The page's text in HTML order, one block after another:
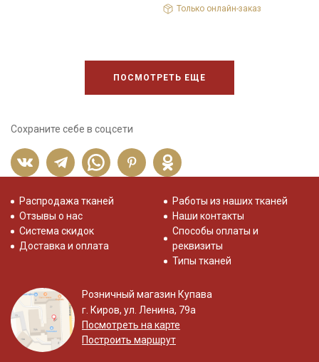
Только онлайн-заказ
ПОСМОТРЕТЬ ЕЩЕ
Сохраните себе в соцсети
Распродажа тканей
Отзывы о нас
Система скидок
Доставка и оплата
Работы из наших тканей
Наши контакты
Способы оплаты и
реквизиты
Типы тканей
Розничный магазин Купава
г. Киров, ул. Ленина, 79а
Посмотреть на карте
Построить маршрут